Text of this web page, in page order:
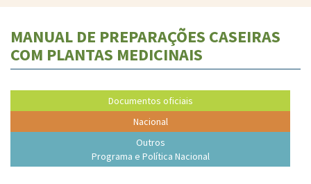
MANUAL DE PREPARAÇÕES CASEIRAS
COM PLANTAS MEDICINAIS
Documentos oficiais
Nacional
Outros
Programa e Política Nacional